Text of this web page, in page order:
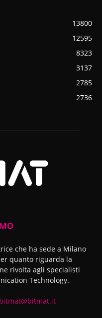
13800
12595
8323
3137
2785
2736
che ha sede a Milano
quanto riguarda la
rivolta agli specialisti
Technology.